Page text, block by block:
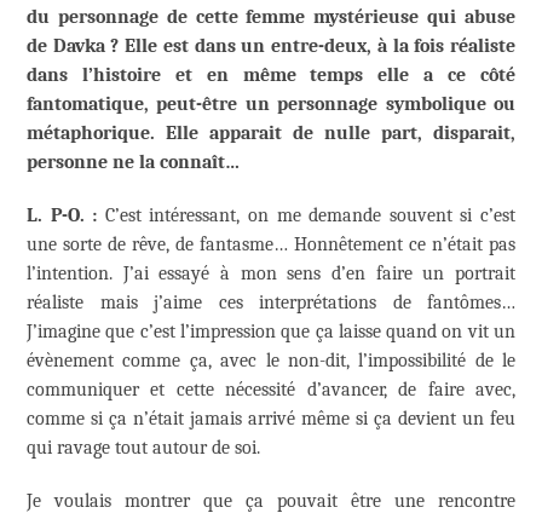
du personnage de cette femme mystérieuse qui abuse
de Davka ? Elle est dans un entre-deux, à la fois réaliste
dans l’histoire et en même temps elle a ce côté
fantomatique, peut-être un personnage symbolique ou
métaphorique. Elle apparait de nulle part, disparait,
personne ne la connaît…
L. P-O. : C’est intéressant, on me demande souvent si c’est
une sorte de rêve, de fantasme… Honnêtement ce n’était pas
l’intention. J’ai essayé à mon sens d’en faire un portrait
réaliste mais j’aime ces interprétations de fantômes…
J’imagine que c’est l’impression que ça laisse quand on vit un
évènement comme ça, avec le non-dit, l’impossibilité de le
communiquer et cette nécessité d’avancer, de faire avec,
comme si ça n’était jamais arrivé même si ça devient un feu
qui ravage tout autour de soi.
Je voulais montrer que ça pouvait être une rencontre